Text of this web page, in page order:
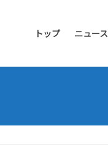
トップ ニュース